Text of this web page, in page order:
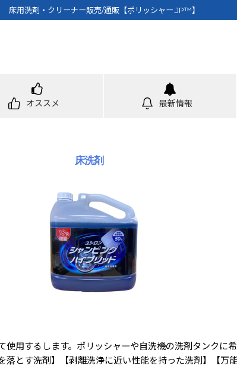
床用洗剤・クリーナー販売/通販【ポリッシャー.JP™】
オススメ 最新情報
床洗剤
用するします。ポリッシャーや自洗機の洗剤タンクに
とす洗剤】【剥離洗浄に近い性能を持った洗剤】【万